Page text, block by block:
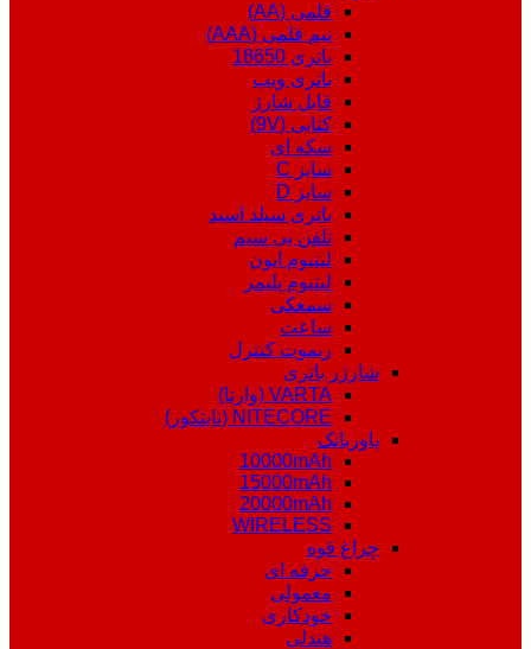
قلمی (AA)
نیم قلمی (AAA)
باتری 18650
باتری ویپ
قابل شارژ
کتابی (9V)
سکه ای
سایز C
سایز D
باتری سیلد اسید
تلفن بی سیم
لیتیوم ایون
لیتیوم پلیمر
سمعکی
ساعت
ریموت کنترل
شارژر باتری
VARTA (وارتا)
NITECORE (نایتکور)
پاوربانک
10000mAh
15000mAh
20000mAh
WIRELESS
چراغ قوه
حرفه ای
معمولی
خودکاری
هندلی